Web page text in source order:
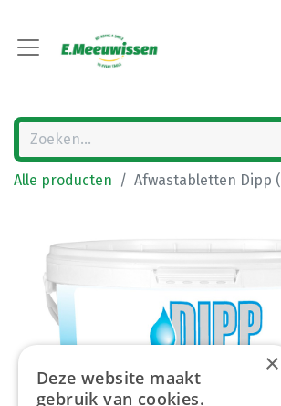
Alle producten Afwastabletten Dipp
×
Deze website maakt
gebruik van cookies.